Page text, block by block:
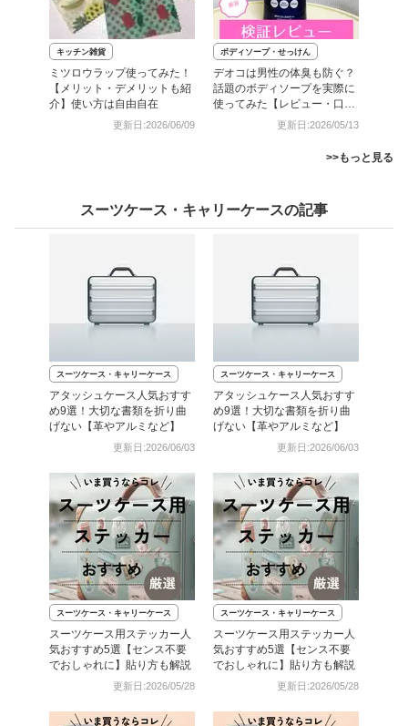
キッチン雑貨
ミツロウラップ使ってみた！
【メリット・デメリットも紹
介】使い方は自由自在
更新日:2026/06/09
ボディソープ・せっけん
デオコは男性の体臭も防ぐ？
話題のボディソープを実際に
使ってみた【レビュー・口コ
更新日:2026/05/13
>>もっと見る
スーツケース・キャリーケースの記事
スーツケース・キャリーケース
アタッシュケース人気おすす
め9選！大切な書類を折り曲
げない【革やアルミなど】
更新日:2026/06/03
スーツケース・キャリーケース
アタッシュケース人気おすす
め9選！大切な書類を折り曲
げない【革やアルミなど】
更新日:2026/06/03
スーツケース・キャリーケース
スーツケース用ステッカー人
気おすすめ5選【センス不要
でおしゃれに】貼り方も解説
更新日:2026/05/28
スーツケース・キャリーケース
スーツケース用ステッカー人
気おすすめ5選【センス不要
でおしゃれに】貼り方も解説
更新日:2026/05/28